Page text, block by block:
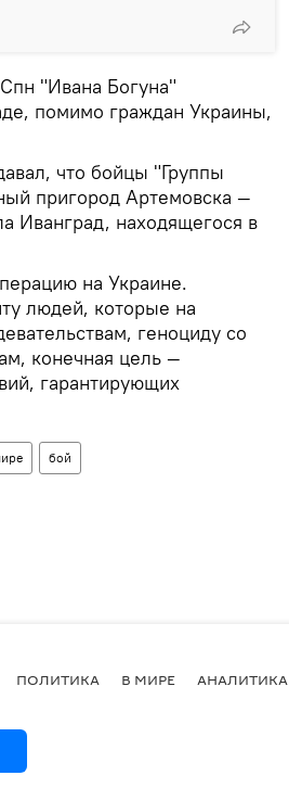
"Ивана Богуна"
помимо граждан Украины,
что бойцы "Группы
пригород Артемовска —
Иванград, находящегося в
на Украине.
людей, которые на
геноциду со
конечная цель —
гарантирующих
бой
ПОЛИТИКА В МИРЕ АНАЛИТИКА